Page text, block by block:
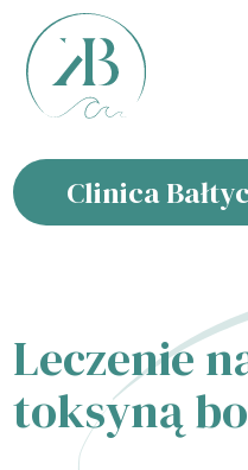
Clinica
Leczenie
toksyną